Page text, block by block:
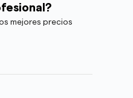
mejores precios